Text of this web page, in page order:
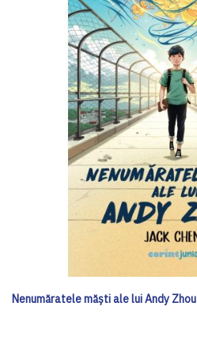
Nenumăratele măști ale lui Andy Zhou